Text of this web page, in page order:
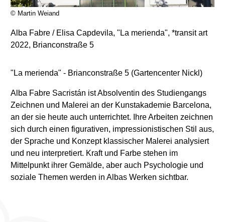
© Martin Weiand
Alba Fabre / Elisa Capdevila, "La merienda", *transit art
2022, Brianconstraße 5
"La merienda" - Brianconstraße 5 (Gartencenter Nickl)
Alba Fabre Sacristán ist Absolventin des Studiengangs
Zeichnen und Malerei an der Kunstakademie Barcelona,
an der sie heute auch unterrichtet. Ihre Arbeiten zeichnen
sich durch einen figurativen, impressionistischen Stil aus,
der Sprache und Konzept klassischer Malerei analysiert
und neu interpretiert. Kraft und Farbe stehen im
Mittelpunkt ihrer Gemälde, aber auch Psychologie und
soziale Themen werden in Albas Werken sichtbar.